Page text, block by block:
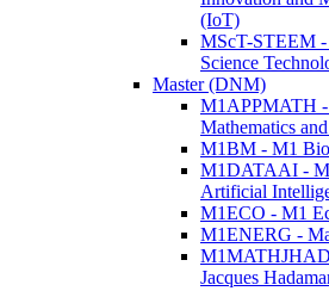
(IoT)
MScT-STEEM
Science
Master (DNM)
M1APPMATH
Mathematics
M1BM - M1
M1DATAAI -
Artificial
M1ECO - M1
M1ENERG -
Jacques